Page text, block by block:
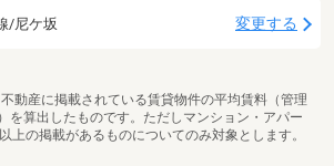
/尼ケ坂 変更する
動産に掲載されている賃貸物件の平均賃料（管理
を算出したものです。ただしマンション・アパー
上の掲載があるものについてのみ対象とします。